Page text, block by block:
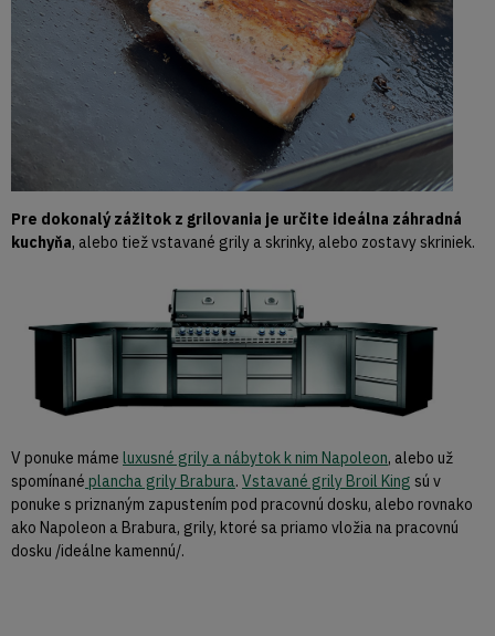
Pre dokonalý zážitok z grilovania je určite ideálna záhradná
kuchyňa, alebo tiež vstavané grily a skrinky, alebo zostavy skriniek.
V ponuke máme luxusné grily a nábytok k nim Napoleon, alebo už
spomínané plancha grily Brabura. Vstavané grily Broil King sú v
ponuke s priznaným zapustením pod pracovnú dosku, alebo rovnako
ako Napoleon a Brabura, grily, ktoré sa priamo vložia na pracovnú
dosku /ideálne kamennú/.